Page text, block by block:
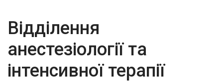
Відділення
анестезіології та
інтенсивної терапії